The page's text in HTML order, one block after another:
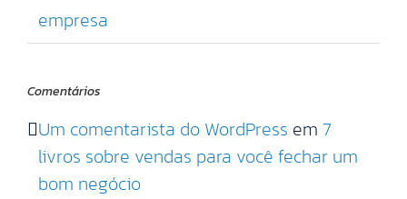
empresa
Comentários
Um comentarista do WordPress em 7
livros sobre vendas para você fechar um
bom negócio